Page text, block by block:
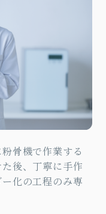
骨機で作業する
後、丁寧に手作
化の工程のみ専